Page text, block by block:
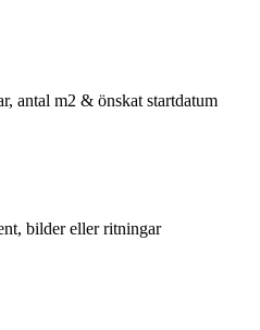
antal m2 & önskat startdatum
bilder eller ritningar